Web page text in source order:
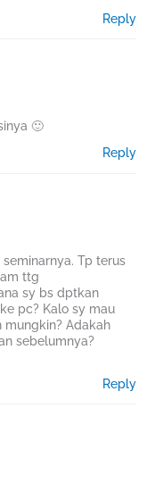
Reply
🙂
Reply
Tp terus
ttg
sy bs dptkan
pc? Kalo sy mau
Adakah
sebelumnya?
Reply